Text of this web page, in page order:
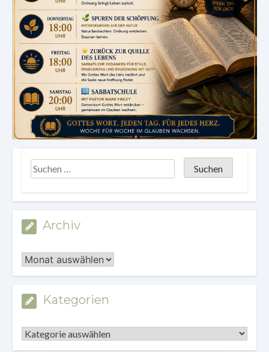
Archiv
Archiv
Kategorien
Kategorien